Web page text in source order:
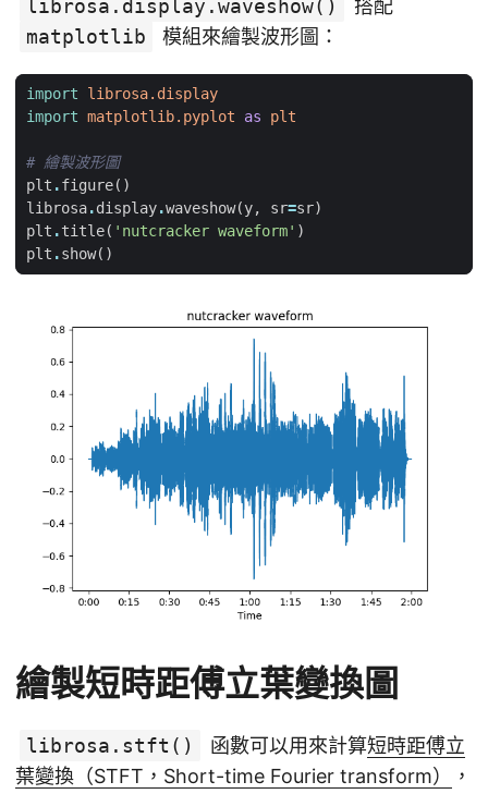
librosa.display.waveshow()
搭配
matplotlib
模組來繪製波形圖：
import
librosa.display
import matplotlib.pyplot as plt
# 繪製波形圖
plt .figure()
librosa.display.waveshow(y, sr=sr)
plt .title( 'nutcracker waveform' )
plt .show()
繪製短時距傅立葉變換圖
librosa.stft() 函數可以用來計算短時距傅立
葉變換（STFT，Short-time Fourier transform）
，